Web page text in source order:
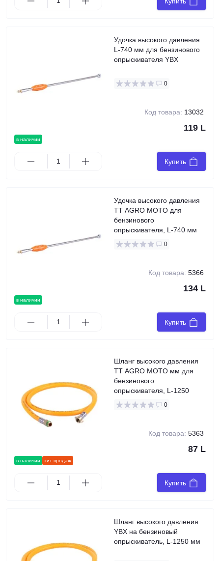
в наличии
Удочка высокого давления
L-740 мм для бензинового
опрыскивателя YBX
0
Код товара: 13032
119 L
Купить
в наличии
Удочка высокого давления
TT AGRO MOTO для
бензинового
опрыскивателя, L-740 мм
0
Код товара: 5366
134 L
Купить
в наличии хит продаж
Шланг высокого давления
TT AGRO MOTO мм для
бензинового
опрыскивателя, L-1250
0
Код товара: 5363
87 L
Купить
Шланг высокого давления
YBX на бензиновый
опрыскиватель, L-1250 мм